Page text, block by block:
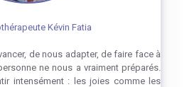
Kévin Fatia
de nous adapter, de faire face à
ne nous a vraiment préparés.
intensément : les joies comme les